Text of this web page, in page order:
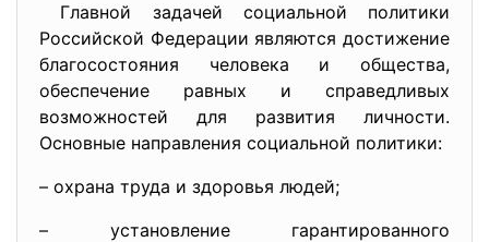
Главной задачей социальной политики
Российской Федерации являются достижение
благосостояния человека и общества,
обеспечение равных и справедливых
возможностей для развития личности.
Основные направления социальной политики:
– охрана труда и здоровья людей;
– установление гарантированного